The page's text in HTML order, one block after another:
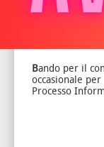
Bando per il
occasionale
Processo